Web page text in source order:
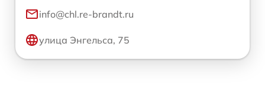
info@chl.re-brandt.ru
улица Энгельса, 75